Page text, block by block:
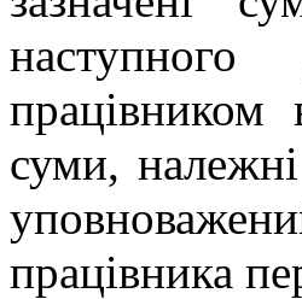
суми,
працівника